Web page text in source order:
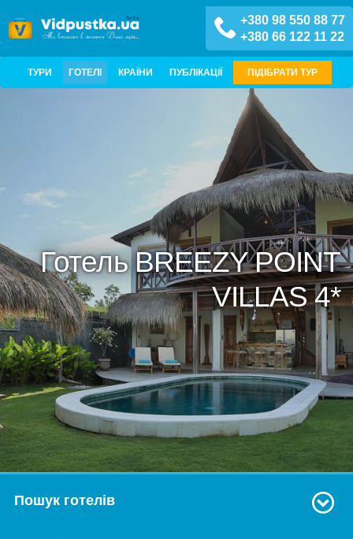
+380 98 550 88 77
+380 66 122 11 22
ТУРИ ГОТЕЛІ КРАЇНИ ПУБЛІКАЦІЇ ПІДІБРАТИ ТУР
Готель BREEZY POINT
VILLAS 4*
Пошук готелів